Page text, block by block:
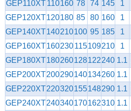
GEP110XT 110160 78 74 145 1
GEP120XT120180 85 80 160 1
GEP140XT140210100 95 185 1
GEP160XT160230115109210 1
GEP180XT180260128122240 1.1
GEP200XT200290140134260 1.1
GEP220XT220320155148290 1.1
GEP240XT240340170162310 1.1